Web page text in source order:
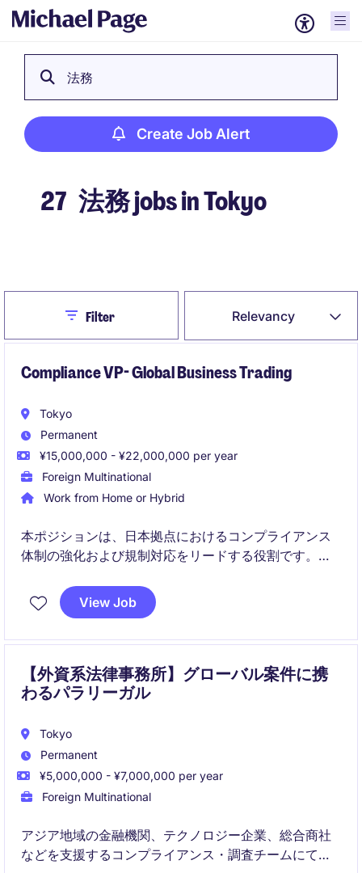
法務
Create Job Alert
27 法務 jobs in Tokyo
Relevancy
CloseFilter
Compliance VP- Global Business Trading
Tokyo
Permanent
¥15,000,000 - ¥22,000,000 per year
Foreign Multinational
Work from Home or Hybrid
本ポジションは、日本拠点におけるコンプライアンス
体制の強化および規制対応をリードする役割です。ビ
業を支える重要なポジションです。
View Job
【外資系法律事務所】グローバル案件に携
わるパラリーガル
Tokyo
Permanent
¥5,000,000 - ¥7,000,000 per year
Foreign Multinational
アジア地域の金融機関、テクノロジー企業、総合商社
などを支援するコンプライアンス・調査チームにて、